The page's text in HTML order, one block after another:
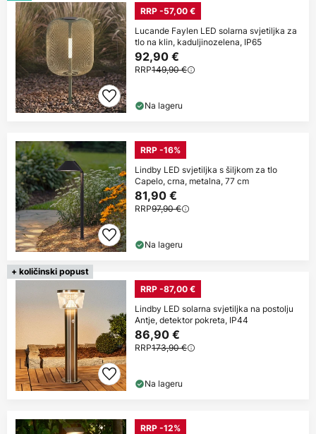
RRP -57,00 €
Lucande Faylen LED solarna svjetiljka za
tlo na klin, kaduljinozelena, IP65
92,90 €
RRP149,90 €
Na lageru
RRP -16%
Lindby LED svjetiljka s šiljkom za tlo
Capelo, crna, metalna, 77 cm
81,90 €
RRP97,90 €
Na lageru
+ količinski popust
RRP -87,00 €
Lindby LED solarna svjetiljka na postolju
Antje, detektor pokreta, IP44
86,90 €
RRP173,90 €
Na lageru
RRP -12%